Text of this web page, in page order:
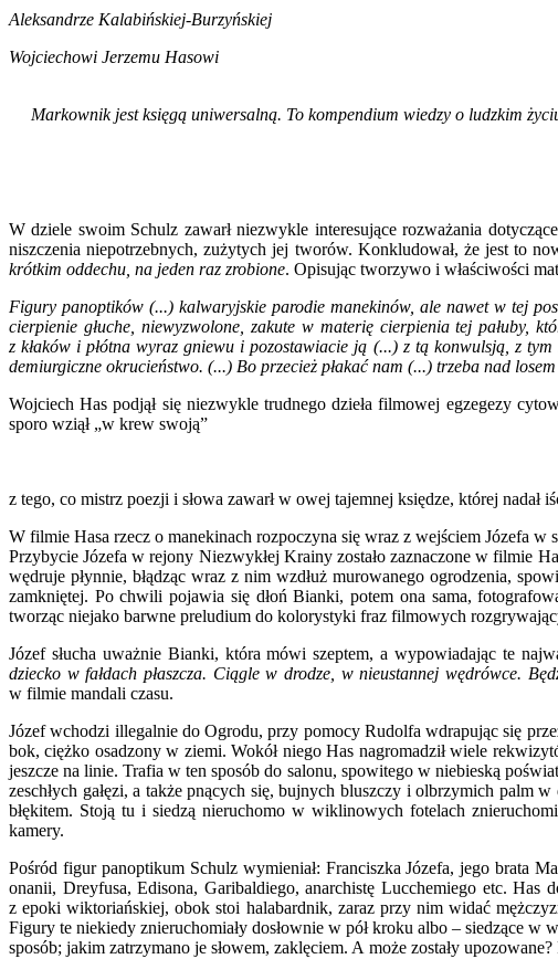
Aleksandrze Kalabińskiej-Burzyńskiej
Wojciechowi Jerzemu Hasowi
Markownik jest księgą uniwersalną. To kompendium wiedzy o ludzkim
W dziele swoim Schulz zawarł niezwykle interesujące rozważania
niszczenia niepotrzebnych, zużytych jej tworów. Konkludował, że jest to
krótkim oddechu, na jeden raz zrobione. Opisując tworzywo i właściwości
Figury panoptików (...) kalwaryjskie parodie manekinów, ale nawet w tej
cierpienie głuche, niewyzwolone, zakute w materię cierpienia tej pałuby,
z kłaków i płótna wyraz gniewu i pozostawiacie ją (...) z tą konwulsją, z
demiurgiczne okrucieństwo. (...) Bo przecież płakać nam (...) trzeba nad
Wojciech Has podjął się niezwykle trudnego dzieła filmowej egzegezy
sporo wziął „w krew swoją”
z tego, co mistrz poezji i słowa zawarł w owej tajemnej księdze, której nadał
W filmie Hasa rzecz o manekinach rozpoczyna się wraz z wejściem Józefa
Przybycie Józefa w rejony Niezwykłej Krainy zostało zaznaczone w filmie
wędruje płynnie, błądząc wraz z nim wzdłuż murowanego ogrodzenia,
zamkniętej. Po chwili pojawia się dłoń Bianki, potem ona sama,
tworząc niejako barwne preludium do kolorystyki fraz filmowych
Józef słucha uważnie Bianki, która mówi szeptem, a wypowiadając te
dziecko w fałdach płaszcza. Ciągle w drodze, w nieustannej wędrówce.
w filmie mandali czasu.
Józef wchodzi illegalnie do Ogrodu, przy pomocy Rudolfa wdrapując się
bok, ciężko osadzony w ziemi. Wokół niego Has nagromadził wiele
jeszcze na linie. Trafia w ten sposób do salonu, spowitego w niebieską
zeschłych gałęzi, a także pnących się, bujnych bluszczy i olbrzymich palm
błękitem. Stoją tu i siedzą nieruchomo w wiklinowych fotelach
kamery.
Pośród figur panoptikum Schulz wymieniał: Franciszka Józefa, jego brata
onanii, Dreyfusa, Edisona, Garibaldiego, anarchistę Lucchemiego etc.
z epoki wiktoriańskiej, obok stoi halabardnik, zaraz przy nim widać
Figury te niekiedy znieruchomiały dosłownie w pół kroku albo – siedzące
sposób; jakim zatrzymano je słowem, zaklęciem. A może zostały